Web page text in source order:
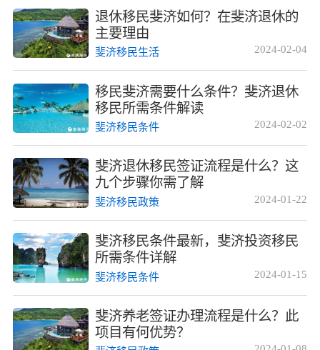
退休移民斐济如何？在斐济退休的
主要理由
2024-02-04
斐济移民生活
移民斐济需要什么条件？斐济退休
移民所需条件解读
2024-02-02
斐济移民条件
斐济退休移民签证流程是什么？这
九个步骤你需了解
2024-01-22
斐济移民政策
斐济移民条件最新，斐济投资移民
所需条件详解
2024-01-15
斐济移民条件
斐济养老签证办理流程是什么？此
项目有何优势？